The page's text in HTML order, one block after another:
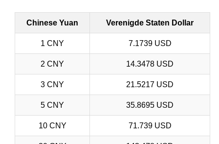
Chinese Yuan Verenigde Staten Dollar
1 CNY 7.1739 USD
2 CNY 14.3478 USD
3 CNY 21.5217 USD
5 CNY 35.8695 USD
10 CNY 71.739 USD